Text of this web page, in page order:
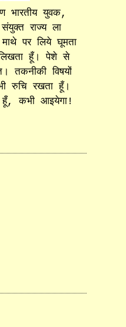
भारतीय युवक,
राज्य ला
पर लिये घूमता
हूँ। पेशे से
तकनीकी विषयों
रुचि रखता हूँ।
हूँ, कभी आइयेगा!